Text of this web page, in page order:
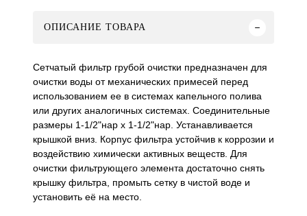
ОПИСАНИЕ ТОВАРА
Сетчатый фильтр грубой очистки предназначен для
очистки воды от механических примесей перед
использованием ее в системах капельного полива
или других аналогичных системах. Соединительные
размеры 1-1/2"нар х 1-1/2"нар. Устанавливается
крышкой вниз. Корпус фильтра устойчив к коррозии и
воздействию химически активных веществ. Для
очистки фильтрующего элемента достаточно снять
крышку фильтра, промыть сетку в чистой воде и
установить её на место.